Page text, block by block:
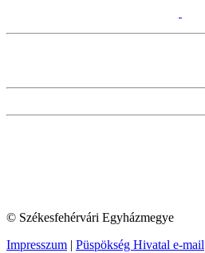
© Székesfehérvári Egyházmegye
Impresszum | Püspökség Hivatal e-mail